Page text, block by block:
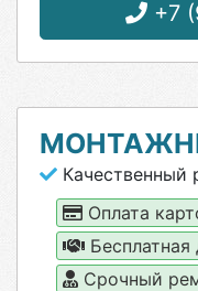
+7
Качественный
Оплата
Бесплатная
Срочный